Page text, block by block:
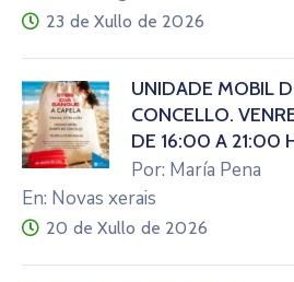
23 de Xullo de 2026
UNIDADE MÓBIL
CONCELLO.
DE 16:00 A 21:00
Por: María Pena
En: Novas xerais
20 de Xullo de 2026